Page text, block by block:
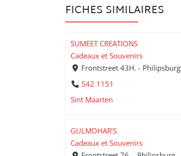
FICHES SIMILAIRES
SUMEET CREATIONS
Cadeaux et Souvenirs
Frontstreet 43H. - Philipsburg
542 1151
Sint Maarten
GULMOHAR’S
Cadeaux et Souvenirs